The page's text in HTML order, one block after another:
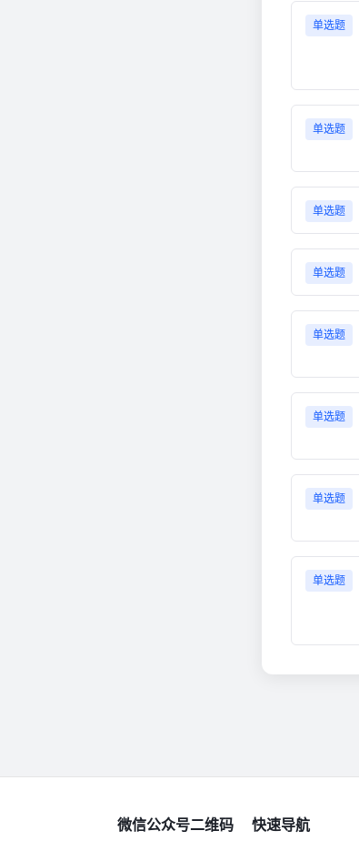
单选题
单选题
单选题
单选题
单选题
单选题
单选题
单选题
微信公众号二维码 快速导航